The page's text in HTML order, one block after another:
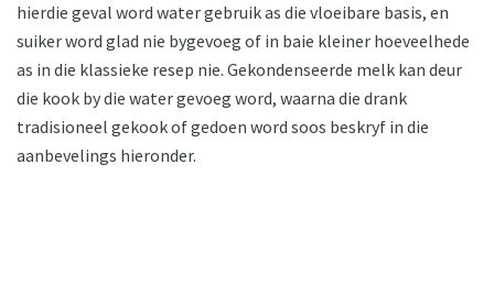
hierdie geval word water gebruik as die vloeibare basis, en
suiker word glad nie bygevoeg of in baie kleiner hoeveelhede
as in die klassieke resep nie. Gekondenseerde melk kan deur
die kook by die water gevoeg word, waarna die drank
tradisioneel gekook of gedoen word soos beskryf in die
aanbevelings hieronder.